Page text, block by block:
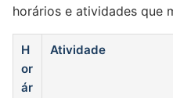
horários e atividades que
H
or
ár
Atividade